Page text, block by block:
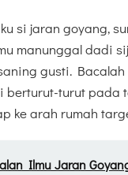
si jaran goyang,
manunggal dadi
gusti.
berturut-turut pada
ke arah rumah
Ilmu Jaran